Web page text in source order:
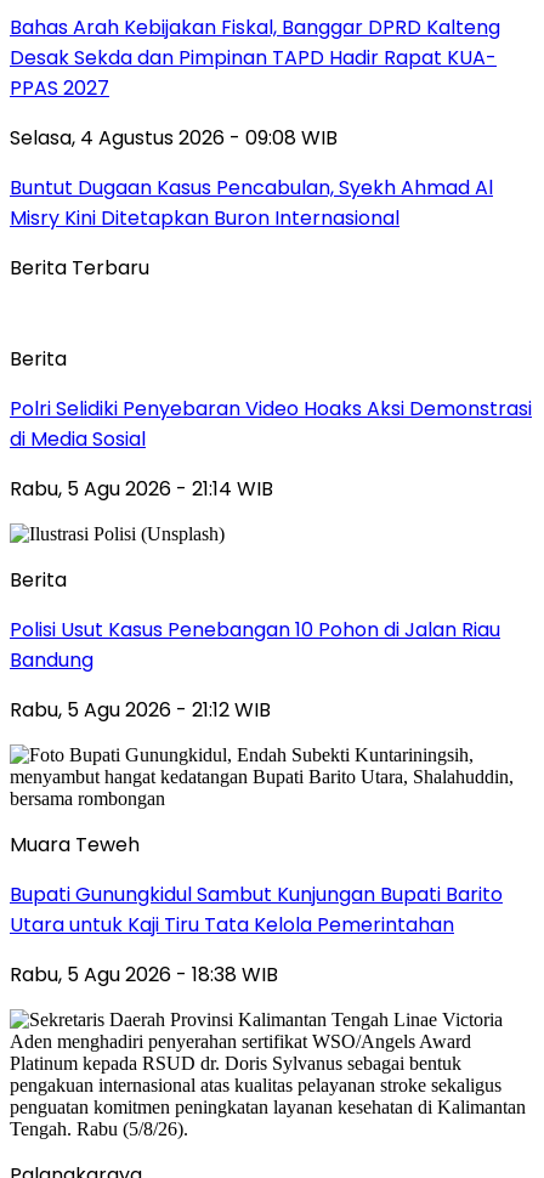
Bahas Arah Kebijakan Fiskal, Banggar DPRD Kalteng
Desak Sekda dan Pimpinan TAPD Hadir Rapat KUA-
PPAS 2027
Selasa, 4 Agustus 2026 - 09:08 WIB
Buntut Dugaan Kasus Pencabulan, Syekh Ahmad Al
Misry Kini Ditetapkan Buron Internasional
Berita Terbaru
Berita
Polri Selidiki Penyebaran Video Hoaks Aksi Demonstrasi
di Media Sosial
Rabu, 5 Agu 2026 - 21:14 WIB
Berita
Polisi Usut Kasus Penebangan 10 Pohon di Jalan Riau
Bandung
Rabu, 5 Agu 2026 - 21:12 WIB
Muara Teweh
Bupati Gunungkidul Sambut Kunjungan Bupati Barito
Utara untuk Kaji Tiru Tata Kelola Pemerintahan
Rabu, 5 Agu 2026 - 18:38 WIB